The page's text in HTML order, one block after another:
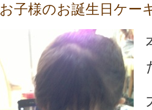
お子様のお誕生日ケー